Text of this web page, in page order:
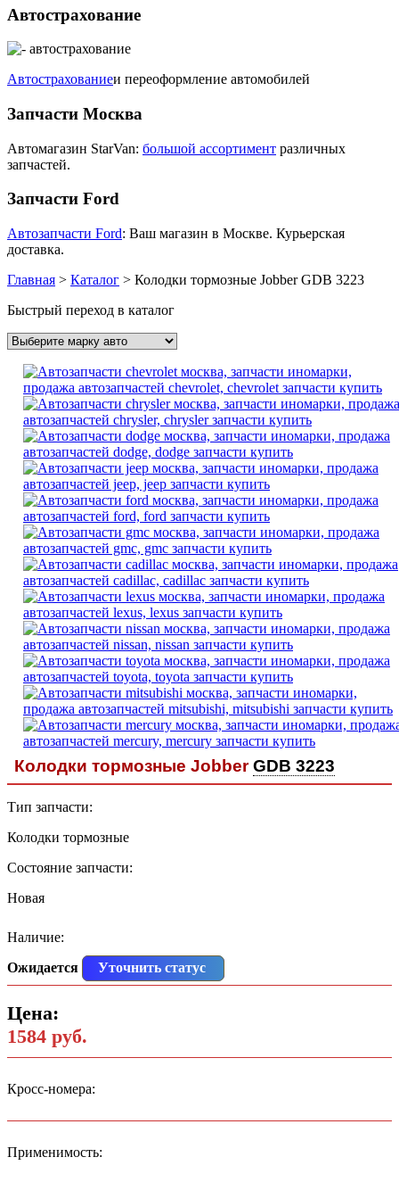
Автострахование
Автострахованиеи переоформление автомобилей
Запчасти Москва
Автомагазин StarVan: большой ассортимент различных
запчастей.
Запчасти Ford
Автозапчасти Ford: Ваш магазин в Москве. Курьерская
доставка.
Главная > Каталог > Колодки тормозные Jobber GDB 3223
Быстрый переход в каталог
Колодки тормозные JobberGDB 3223
Тип запчасти:
Колодки тормозные
Состояние запчасти:
Новая
Наличие:
Ожидается
Уточнить статус
Цена:
1584 руб.
Кросс-номера:
Применимость: